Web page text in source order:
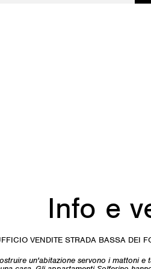
Info e
VENDITE STRADA BASSA DEI
un'abitazione servono i mattoni e